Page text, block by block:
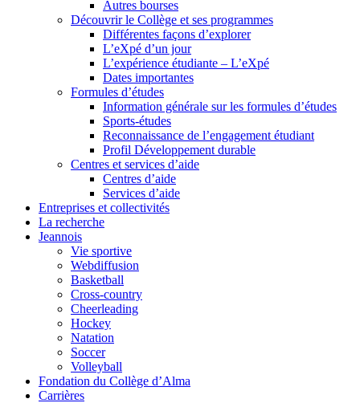
Autres bourses
Découvrir le Collège et ses programmes
Différentes façons d’explorer
L’eXpé d’un jour
L’expérience étudiante – L’eXpé
Dates importantes
Formules d’études
Information générale sur les formules d’études
Sports-études
Reconnaissance de l’engagement étudiant
Profil Développement durable
Centres et services d’aide
Centres d’aide
Services d’aide
Entreprises et collectivités
La recherche
Jeannois
Vie sportive
Webdiffusion
Basketball
Cross-country
Cheerleading
Hockey
Natation
Soccer
Volleyball
Fondation du Collège d’Alma
Carrières